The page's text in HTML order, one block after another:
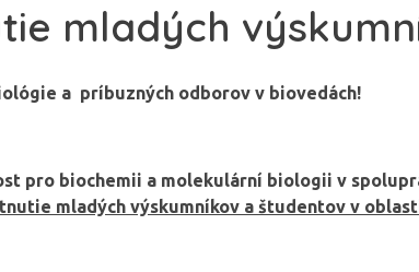
mladých
a príbuzných odborov v biovedách!
pro biochemii a molekulární biologii v
mladých výskumníkov a študentov v